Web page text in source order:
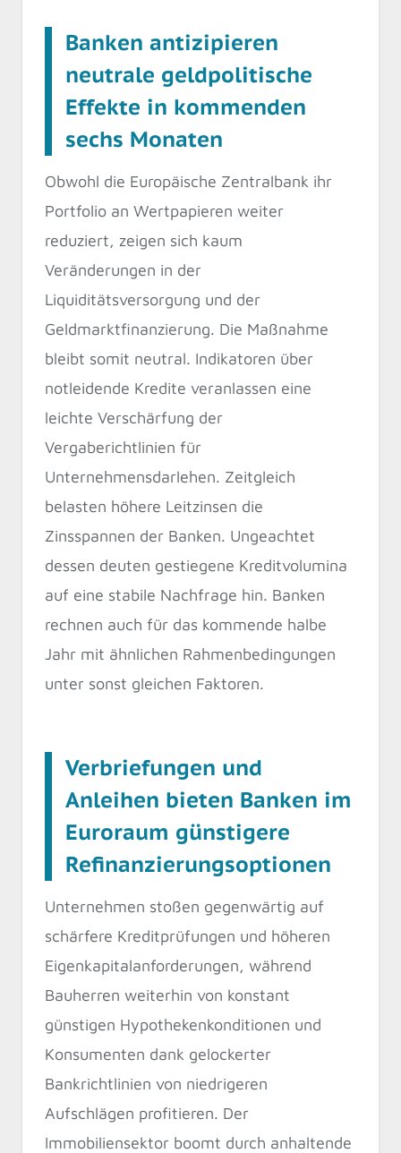
Banken antizipieren
neutrale geldpolitische
Effekte in kommenden
sechs Monaten
Obwohl die Europäische Zentralbank ihr
Portfolio an Wertpapieren weiter
reduziert, zeigen sich kaum
Veränderungen in der
Liquiditätsversorgung und der
Geldmarktfinanzierung. Die Maßnahme
bleibt somit neutral. Indikatoren über
notleidende Kredite veranlassen eine
leichte Verschärfung der
Vergaberichtlinien für
Unternehmensdarlehen. Zeitgleich
belasten höhere Leitzinsen die
Zinsspannen der Banken. Ungeachtet
dessen deuten gestiegene Kreditvolumina
auf eine stabile Nachfrage hin. Banken
rechnen auch für das kommende halbe
Jahr mit ähnlichen Rahmenbedingungen
unter sonst gleichen Faktoren.
Verbriefungen und
Anleihen bieten Banken im
Euroraum günstigere
Refinanzierungsoptionen
Unternehmen stoßen gegenwärtig auf
schärfere Kreditprüfungen und höheren
Eigenkapitalanforderungen, während
Bauherren weiterhin von konstant
günstigen Hypothekenkonditionen und
Konsumenten dank gelockerter
Bankrichtlinien von niedrigeren
Aufschlägen profitieren. Der
Immobiliensektor boomt durch anhaltende